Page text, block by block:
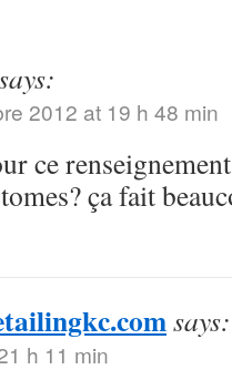
2012 at 19 h 48 min
ce
ça fait
says:
h 11 min